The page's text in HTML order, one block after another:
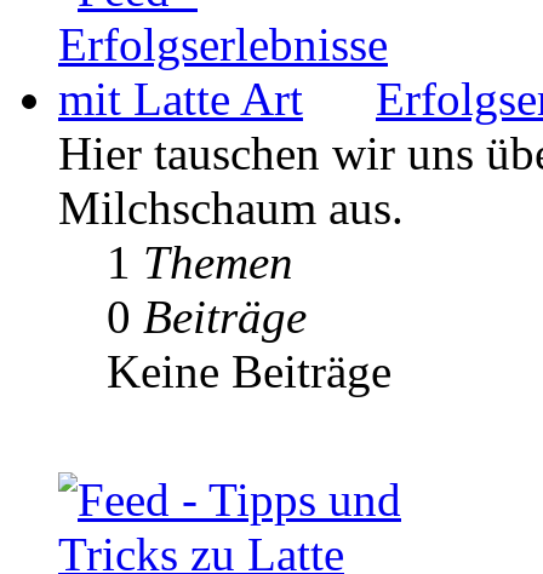
Hier tauschen wir uns
Milchschaum aus.
1 Themen
0 Beiträge
Keine Beiträge